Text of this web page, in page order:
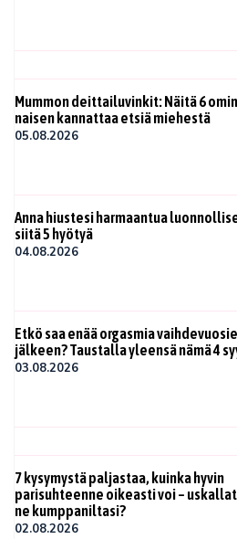
Mummon deittailuvinkit: Näitä 6
naisen kannattaa etsiä miehestä
05.08.2026
Anna hiustesi harmaantua
siitä 5 hyötyä
04.08.2026
Etkö saa enää orgasmia
jälkeen? Taustalla yleensä nämä 4
03.08.2026
7 kysymystä paljastaa, kuinka hyvin
parisuhteenne oikeasti voi –
ne kumppaniltasi?
02.08.2026